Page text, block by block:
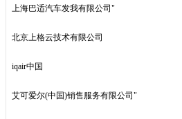
上海巴适汽车发我有限公司"
北京上格云技术有限公司
iqair中国
艾可爱尔(中国)销售服务有限公司"